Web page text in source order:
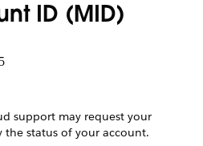
ID (MID)
support may request your
status of your account.